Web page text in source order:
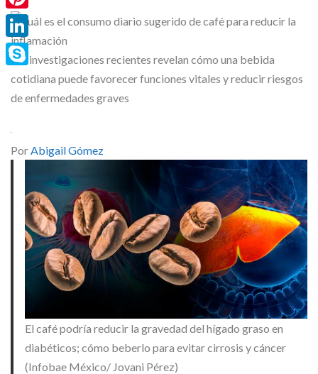
Las investigaciones recientes revelan cómo una bebida
cotidiana puede favorecer funciones vitales y reducir riesgos
de enfermedades graves
PorAbigail Gómez
El café podría reducir la gravedad del hígado graso en
diabéticos; cómo beberlo para evitar cirrosis y cáncer
(Infobae México/ Jovani Pérez)
Pinterest
LinkedIn
Skype